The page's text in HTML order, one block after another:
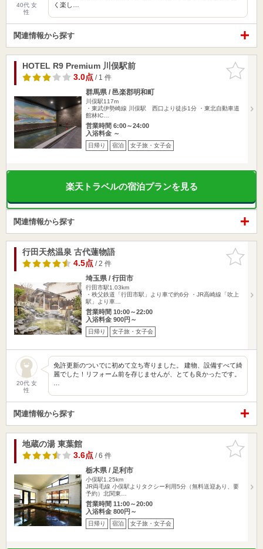
40代 女
性
く楽し…
関連情報から探す
お気に入
りに追加
HOTEL R9 Premium 川俣駅前
3.0点/ 1 件
群馬県 / 邑楽郡明和町
川俣駅117m
・東武伊勢崎線 川俣駅 西口より徒歩1分 ・東北自動車道
館林IC…
営業時間 6:00～24:00
入浴料金 ～
日帰り 宿泊 女子旅・女子会
楽天トラベルの宿泊プランを見る
関連情報から探す
お気に入
りに追加
行田天然温泉 古代蓮物語
4.5点/ 2 件
埼玉県 / 行田市
行田市駅1.03km
・秩父鉄道「行田市駅」より車で約6分 ・JR高崎線「吹上
駅」より車…
営業時間 10:00～22:00
入浴料金 900円～
日帰り 女子旅・女子会
20代 女
性
免許更新のついでに初めて立ち寄りました。 建物、設備すべて綺
麗でした！リフォーム前を存じませんが、とても良かったです。
関連情報から探す
お気に入
りに追加
地蔵の湯 東葉館
3.6点/ 6 件
栃木県 / 足利市
小俣駅1.25km
JR両毛線 小俣駅よりタクシー利用5分（無料送迎あり、要
予約）北関東…
営業時間 11:00～20:00
入浴料金 800円～
日帰り 宿泊 女子旅・女子会